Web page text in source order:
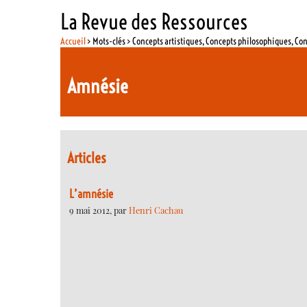
La Revue des Ressources
Accueil> Mots-clés > Concepts artistiques, Concepts philosophiques,
Amnésie
Articles
L’amnésie
9 mai 2012, parHenri Cachau